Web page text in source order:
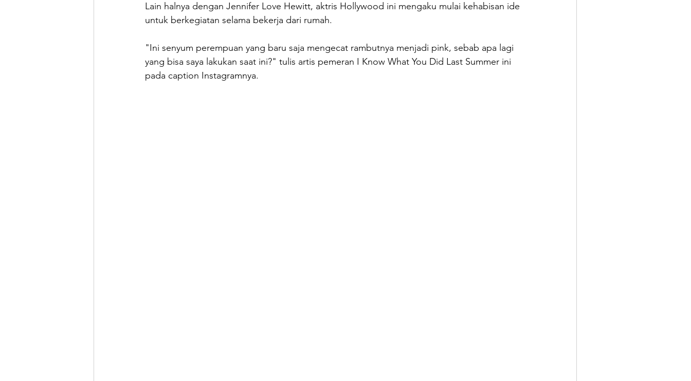
Lain halnya dengan Jennifer Love Hewitt, aktris Hollywood ini mengaku mulai kehabisan ide
untuk berkegiatan selama bekerja dari rumah.
"Ini senyum perempuan yang baru saja mengecat rambutnya menjadi pink, sebab apa lagi
yang bisa saya lakukan saat ini?" tulis artis pemeran I Know What You Did Last Summer ini
pada caption Instagramnya.